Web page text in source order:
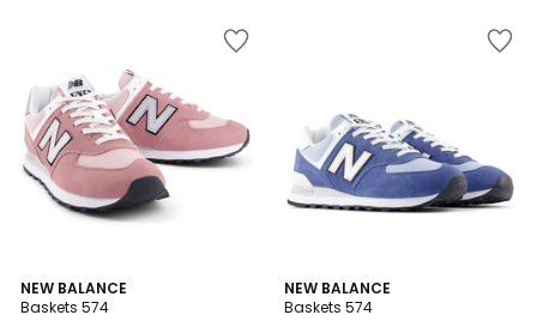
NEW BALANCE
Baskets 574
5
/
2
Couleurs
NEW BALANCE
Baskets 574
5
/